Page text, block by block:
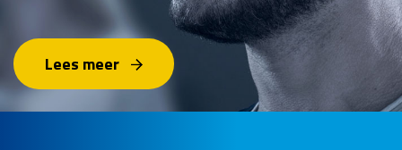
Lees meer